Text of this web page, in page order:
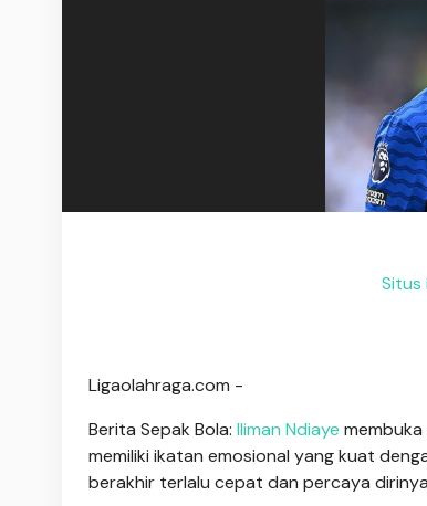
Situs
Ligaolahraga.com -
Berita Sepak Bola: Iliman Ndiaye
memiliki ikatan emosional yang kuat
berakhir terlalu cepat dan percaya